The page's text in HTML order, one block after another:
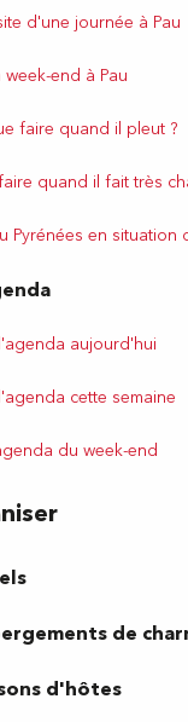
d'une journée à Pau
week-end à Pau
faire quand il pleut ?
quand il fait très
Pyrénées en situation
aujourd'hui
cette semaine
du week-end
de
d'hôtes